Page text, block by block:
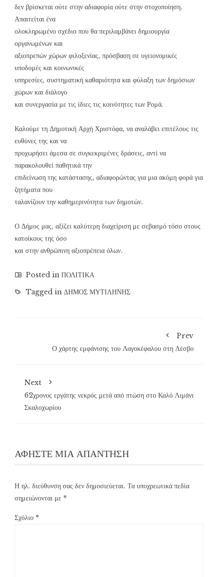
δεν βρίσκεται ούτε στην αδιαφορία ούτε στην στοχοποίηση.
Απαιτείται ένα
ολοκληρωμένο σχέδιο που θα περιλαμβάνει δημιουργία
οργανωμένων και
αξιοπρεπών χώρων φιλοξενίας, πρόσβαση σε υγειονομικές
υποδομές και κοινωνικές
υπηρεσίες, συστηματική καθαριότητα και φύλαξη των δημόσιων
χώρων και διάλογο
και συνεργασία με τις ίδιες τις κοινότητες των Ρομά.
Καλούμε τη Δημοτική Αρχή Χριστόφα, να αναλάβει επιτέλους τις
ευθύνες της και να
προχωρήσει άμεσα σε συγκεκριμένες δράσεις, αντί να
παρακολουθεί παθητικά την
επιδείνωση της κατάστασης, αδιαφορώντας για μια ακόμη φορά για
ζητήματα που
ταλανίζουν την καθημερινότητα των δημοτών.
Ο Δήμος μας, αξίζει καλύτερη διαχείριση με σεβασμό τόσο στους
κατοίκους της όσο
και στην ανθρώπινη αξιοπρέπεια όλων.
Posted in ΠΟΛΙΤΙΚΑ
Tagged in ΔΗΜΟΣ ΜΥΤΙΛΗΝΗΣ
Prev
Ο χάρτης εμφάνισης του Λαγοκέφαλου στη Λέσβο
Next
62χρονος εργάτης νεκρός μετά από πτώση στο Καλό Λιμάνι
Σκαλοχωρίου
ΑΦΉΣΤΕ ΜΙΑ ΑΠΆΝΤΗΣΗ
Η ηλ. διεύθυνση σας δεν δημοσιεύεται. Τα υποχρεωτικά πεδία
σημειώνονται με *
Σχόλιο *